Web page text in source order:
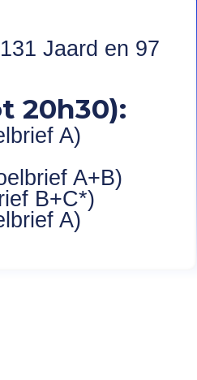
Jaard en 97
20h30):
A)
A+B)
B+C*)
A)